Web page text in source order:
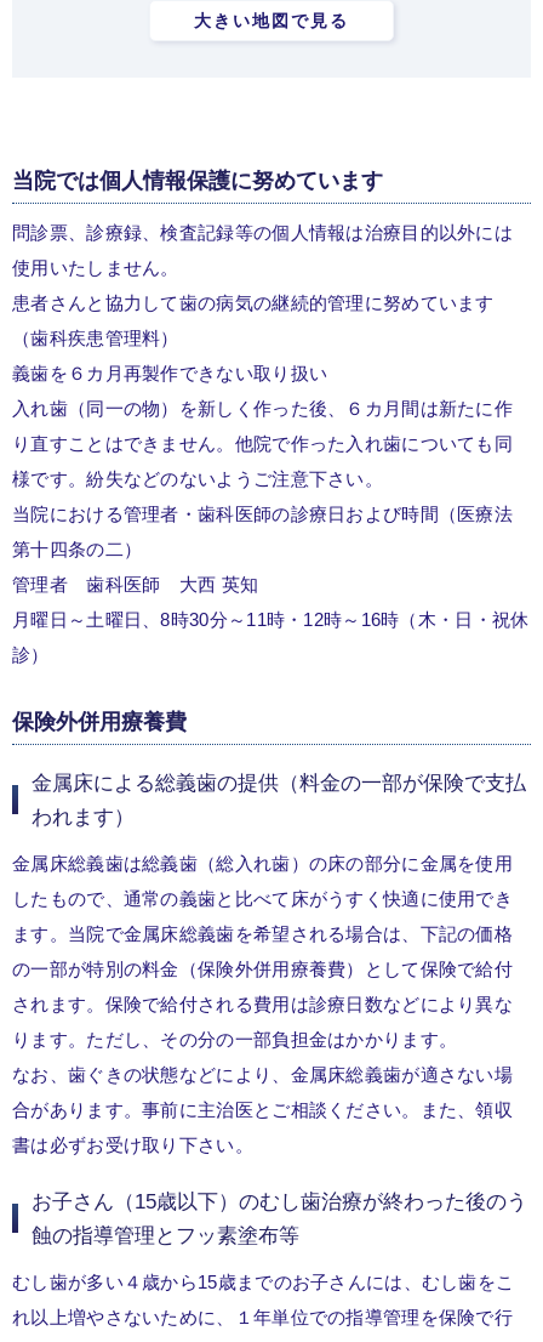
大きい地図で見る
当院では個人情報保護に努めています
問診票、診療録、検査記録等の個人情報は治療目的以外には
使用いたしません。
患者さんと協力して歯の病気の継続的管理に努めています
（歯科疾患管理料）
義歯を６カ月再製作できない取り扱い
入れ歯（同一の物）を新しく作った後、６カ月間は新たに作
り直すことはできません。他院で作った入れ歯についても同
様です。紛失などのないようご注意下さい。
当院における管理者・歯科医師の診療日および時間（医療法
第十四条の二）
管理者 歯科医師 大西 英知
月曜日～土曜日、8時30分～11時・12時～16時（木・日・祝休
診）
保険外併用療養費
金属床による総義歯の提供（料金の一部が保険で支払
われます）
金属床総義歯は総義歯（総入れ歯）の床の部分に金属を使用
したもので、通常の義歯と比べて床がうすく快適に使用でき
ます。当院で金属床総義歯を希望される場合は、下記の価格
の一部が特別の料金（保険外併用療養費）として保険で給付
されます。保険で給付される費用は診療日数などにより異な
ります。ただし、その分の一部負担金はかかります。
なお、歯ぐきの状態などにより、金属床総義歯が適さない場
合があります。事前に主治医とご相談ください。また、領収
書は必ずお受け取り下さい。
お子さん（15歳以下）のむし歯治療が終わった後のう
蝕の指導管理とフッ素塗布等
むし歯が多い４歳から15歳までのお子さんには、むし歯をこ
れ以上増やさないために、１年単位での指導管理を保険で行